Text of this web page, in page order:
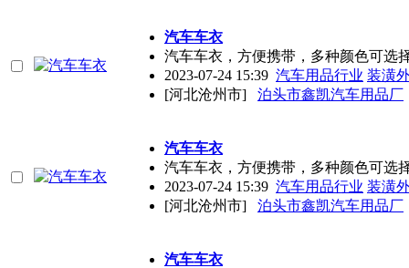
汽车车衣
汽车车衣，方便携带，多种颜色可选
2023-07-24 15:39 汽车用品行业 装潢
[河北沧州市]
泊头市鑫凯汽车用品厂
汽车车衣
汽车车衣，方便携带，多种颜色可选
2023-07-24 15:39 汽车用品行业 装潢
[河北沧州市]
泊头市鑫凯汽车用品厂
汽车车衣